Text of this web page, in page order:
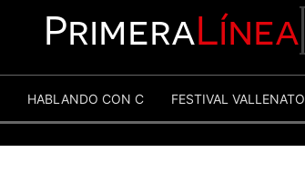
PrimeraLínea
HABLANDO CON C FESTIVAL VALLENATO